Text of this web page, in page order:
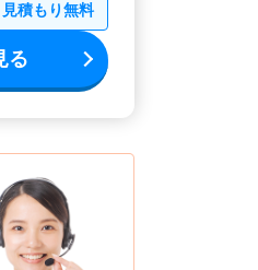
見積もり無料
る